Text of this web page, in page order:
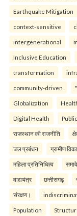
Earthquake Mitigation
context-sensitive
intergenerational
Inclusive Education
transformation
community-driven
Globalization
Digital Health
राजस्थान की राजनीति
जल प्रबंधन ग्रामीण
महिला प्रतिनिधित्व
वाद्ययंत्र छत्तीसगढ़
संरक्षण।
Population